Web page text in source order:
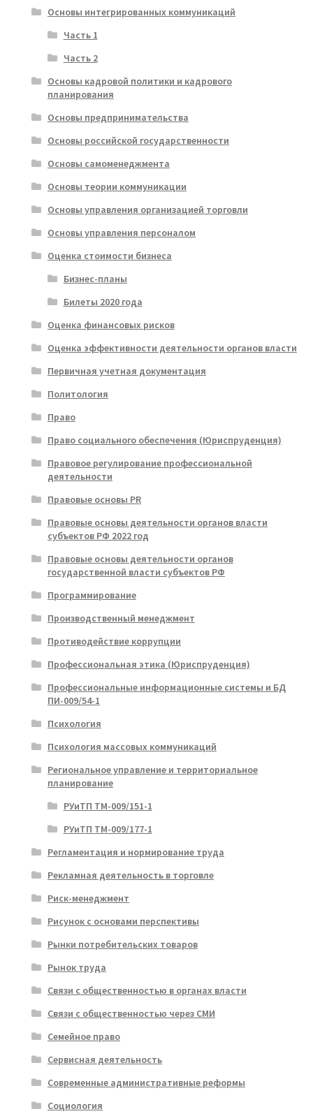
Основы интегрированных коммуникаций
Часть 1
Часть 2
Основы кадровой политики и кадрового
планирования
Основы предпринимательства
Основы российской государственности
Основы самоменеджмента
Основы теории коммуникации
Основы управления организацией торговли
Основы управления персоналом
Оценка стоимости бизнеса
Бизнес-планы
Билеты 2020 года
Оценка финансовых рисков
Оценка эффективности деятельности органов власти
Первичная учетная документация
Политология
Право
Право социального обеспечения (Юриспруденция)
Правовое регулирование профессиональной
деятельности
Правовые основы PR
Правовые основы деятельности органов власти
субъектов РФ 2022 год
Правовые основы деятельности органов
государственной власти субъектов РФ
Программирование
Производственный менеджмент
Противодействие коррупции
Профессиональная этика (Юриспруденция)
Профессиональные информационные системы и БД
ПИ-009/54-1
Психология
Психология массовых коммуникаций
Региональное управление и территориальное
планирование
РУиТП ТМ-009/151-1
РУиТП ТМ-009/177-1
Регламентация и нормирование труда
Рекламная деятельность в торговле
Риск-менеджмент
Рисунок с основами перспективы
Рынки потребительских товаров
Рынок труда
Связи с общественностью в органах власти
Связи с общественностью через СМИ
Семейное право
Сервисная деятельность
Современные административные реформы
Социология